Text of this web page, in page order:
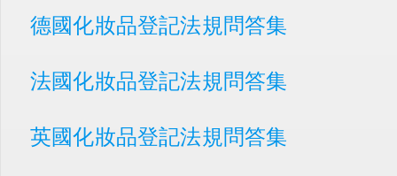
德國化妝品登記法規問答集
法國化妝品登記法規問答集
英國化妝品登記法規問答集